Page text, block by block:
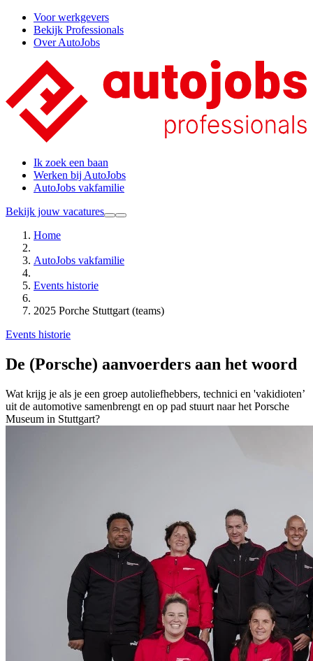
Voor werkgevers
Bekijk Professionals
Over AutoJobs
Ik zoek een baan
Werken bij AutoJobs
AutoJobs vakfamilie
Bekijk jouw vacatures
Home
AutoJobs vakfamilie
Events historie
2025 Porche Stuttgart (teams)
Events historie
De (Porsche) aanvoerders aan het woord
Wat krijg je als je een groep autoliefhebbers, technici en 'vakidioten’
uit de automotive samenbrengt en op pad stuurt naar het Porsche
Museum in Stuttgart?